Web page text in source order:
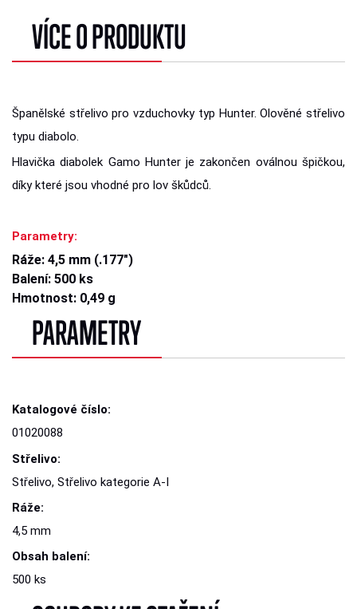
VÍCE O PRODUKTU
Španělské střelivo pro vzduchovky typ Hunter. Olověné střelivo
typu diabolo.
Hlavička diabolek Gamo Hunter je zakončen oválnou špičkou,
díky které jsou vhodné pro lov škůdců.
Parametry:
Ráže: 4,5 mm (.177")
Balení: 500 ks
Hmotnost: 0,49 g
PARAMETRY
Katalogové číslo:
01020088
Střelivo:
Střelivo, Střelivo kategorie A-I
Ráže:
4,5 mm
Obsah balení:
500 ks